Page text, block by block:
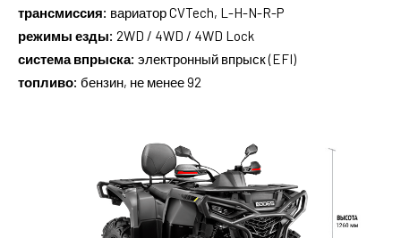
трансмиссия: вариатор CVTech, L-H-N-R-P
режимы езды: 2WD / 4WD / 4WD Lock
система впрыска: электронный впрыск (EFI)
топливо: бензин, не менее 92